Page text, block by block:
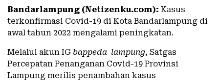
Bandarlampung (Netizenku.com): Kasus
terkonfirmasi Covid-19 di Kota Bandarlampung di
awal tahun 2022 mengalami peningkatan.
Melalui akun IG bappeda_lampung, Satgas
Percepatan Penanganan Covid-19 Provinsi
Lampung merilis penambahan kasus